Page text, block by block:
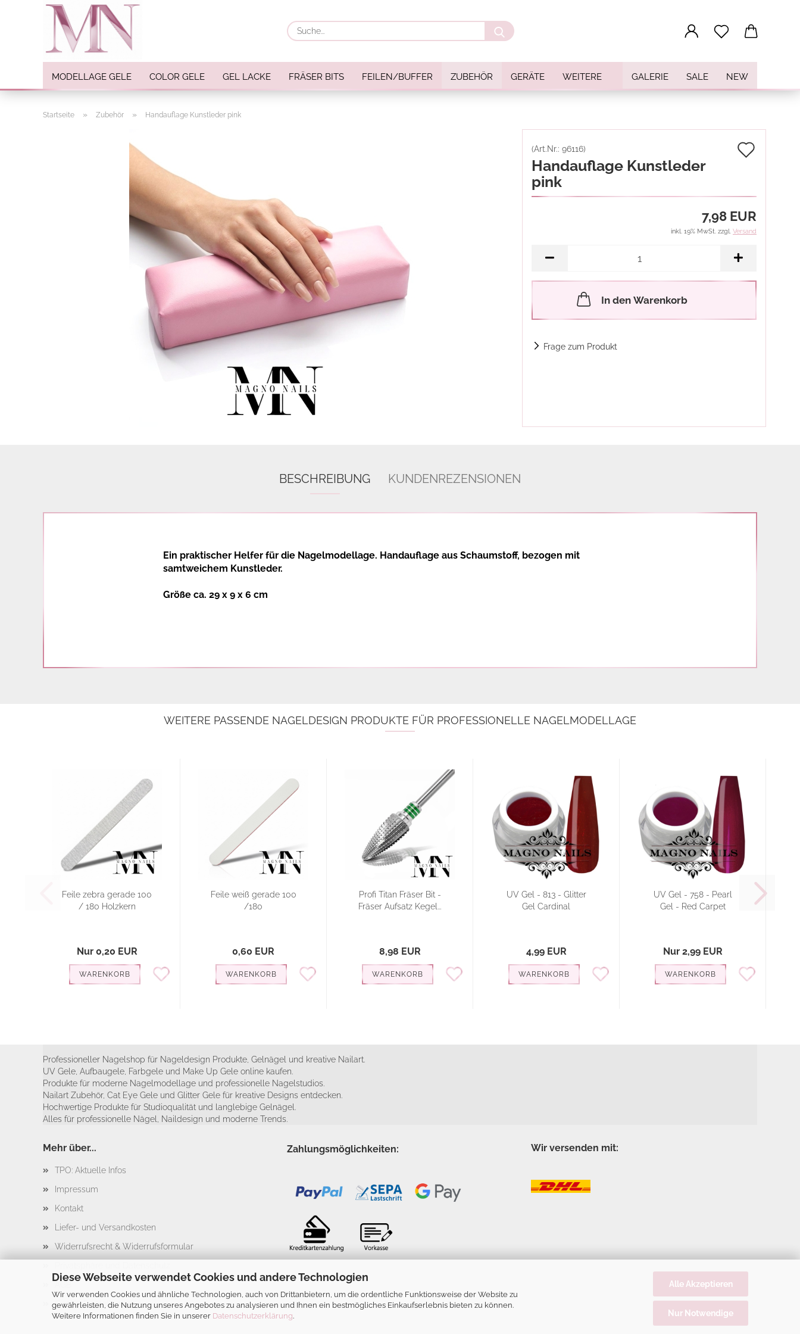
Diese Webseite verwendet Cookies und andere Technologien
Wir verwenden Cookies und ähnliche Technologien, auch von Drittanbietern, um die ordentliche Funktionsweise der Website zu
gewährleisten, die Nutzung unseres Angebotes zu analysieren und Ihnen ein bestmögliches Einkaufserlebnis bieten zu können.
Weitere Informationen finden Sie in unserer Datenschutzerklärung.
Alle Akzeptieren
Nur Notwendige
Suche...
MODELLAGE GELE COLOR GELE GEL LACKE FRÄSER BITS FEILEN/BUFFER ZUBEHÖR GERÄTE GALERIE SALE NEW
WEITERE
Einlegemotive / Overlays
Pigmente
Nail Sticker
Nail Art Folien
Nail Stamping
Glitter
INK Colors
Nail Art Sets
Airbrush
3D Nail Formen
Feine Acrylfarbe / Aquarell
Nail Piercing
Startseite » Zubehör » Handauflage Kunstleder pink
(Art.Nr.: 96116)
Handauflage Kunstleder
pink
7,98 EUR
inkl. 19% MwSt. zzgl. Versand
In den Warenkorb
Frage zum Produkt
BESCHREIBUNG KUNDENREZENSIONEN
Ein praktischer Helfer für die Nagelmodellage. Handauflage aus Schaumstoff, bezogen mit
samtweichem Kunstleder.
Größe ca. 29 x 9 x 6 cm
WEITERE PASSENDE NAGELDESIGN PRODUKTE FÜR PROFESSIONELLE NAGELMODELLAGE
Feile zebra gerade 100
/ 180 Holzkern
Nur 0,20 EUR
WARENKORB
Feile weiß gerade 100
/180
0,60 EUR
WARENKORB
Profi Titan Fräser Bit -
Fräser Aufsatz Kegel...
8,98 EUR
WARENKORB
UV Gel - 813 - Glitter
Gel Cardinal
4,99 EUR
WARENKORB
UV Gel - 758 - Pearl
Gel - Red Carpet
Nur 2,99 EUR
WARENKORB
Professioneller Nagelshop für Nageldesign Produkte, Gelnägel und kreative Nailart.
UV Gele, Aufbaugele, Farbgele und Make Up Gele online kaufen.
Produkte für moderne Nagelmodellage und professionelle Nagelstudios.
Nailart Zubehör, Cat Eye Gele und Glitter Gele für kreative Designs entdecken.
Hochwertige Produkte für Studioqualität und langlebige Gelnägel.
Alles für professionelle Nägel, Naildesign und moderne Trends.
Mehr über...
TPO: Aktuelle Infos
Impressum
Kontakt
Liefer- und Versandkosten
Widerrufsrecht & Widerrufsformular
Cookie Einstellungen
Zahlungsmöglichkeiten: Wir versenden mit: